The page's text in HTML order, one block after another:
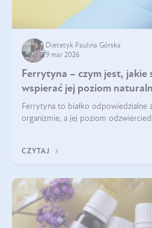
Dietetyk Paulina Górska
9 mar 2026
Ferrytyna – czym jest, jakie
wspierać jej poziom
Ferrytyna to białko odpowiedzialne
organizmie, a jej poziom
funkcjonowanie (
CZYTAJ